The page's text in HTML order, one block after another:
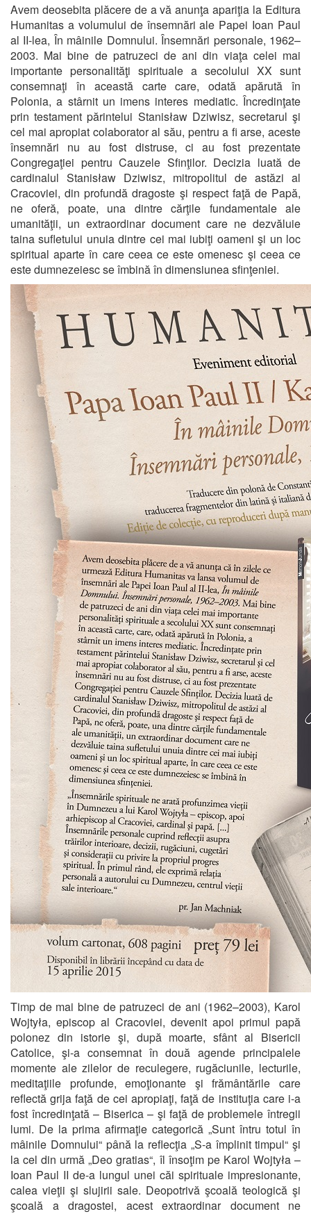
Avem deosebita plăcere de a vă anunţa apariţia la Editura
Humanitas a volumului de însemnări ale Papei Ioan Paul
al II-lea, În mâinile Domnului. Însemnări personale, 1962–
2003. Mai bine de patruzeci de ani din viaţa celei mai
importante personalităţi spirituale a secolului XX sunt
consemnaţi în această carte care, odată apărută în
Polonia, a stârnit un imens interes mediatic. Încredinţate
prin testament părintelui Stanisław Dziwisz, secretarul şi
cel mai apropiat colaborator al său, pentru a fi arse, aceste
însemnări nu au fost distruse, ci au fost prezentate
Congregaţiei pentru Cauzele Sfinţilor. Decizia luată de
cardinalul Stanisław Dziwisz, mitropolitul de astăzi al
Cracoviei, din profundă dragoste şi respect faţă de Papă,
ne oferă, poate, una dintre cărţile fundamentale ale
umanităţii, un extraordinar document care ne dezvăluie
taina sufletului unuia dintre cei mai iubiţi oameni şi un loc
spiritual aparte în care ceea ce este omenesc şi ceea ce
este dumnezeiesc se îmbină în dimensiunea sfinţeniei.
Timp de mai bine de patruzeci de ani (1962–2003), Karol
Wojtyła, episcop al Cracoviei, devenit apoi primul papă
polonez din istorie şi, după moarte, sfânt al Bisericii
Catolice, şi-a consemnat în două agende principalele
momente ale zilelor de reculegere, rugăciunile, lecturile,
meditaţiile profunde, emoţionante şi frământările care
reflectă grija faţă de cei apropiaţi, faţă de instituţia care i-a
fost încredinţată – Biserica – şi faţă de problemele întregii
lumi. De la prima afirmaţie categorică „Sunt întru totul în
mâinile Domnului“ până la reflecţia „S-a împlinit timpul“ şi
la cel din urmă „Deo gratias“, îl însoţim pe Karol Wojtyła –
Ioan Paul II de-a lungul unei căi spirituale impresionante,
calea vieţii şi slujirii sale. Deopotrivă şcoală teologică şi
şcoală a dragostei, acest extraordinar document ne